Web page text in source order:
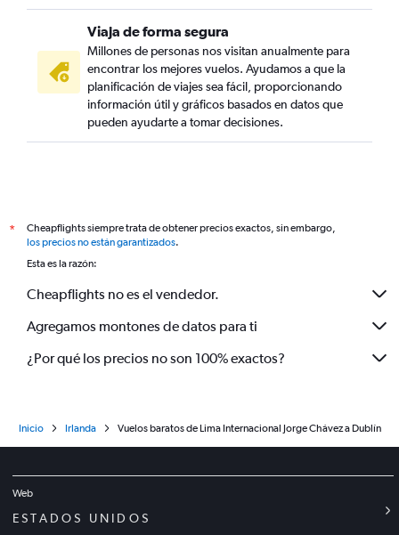
Viaja de forma segura
Millones de personas nos visitan anualmente para
encontrar los mejores vuelos. Ayudamos a que la
planificación de viajes sea fácil, proporcionando
información útil y gráficos basados en datos que
pueden ayudarte a tomar decisiones.
*
Cheapflights siempre trata de obtener precios exactos, sin embargo,
los precios no están garantizados.
Esta es la razón:
Cheapflights no es el vendedor.
Agregamos montones de datos para ti
¿Por qué los precios no son 100% exactos?
Inicio Irlanda Vuelos baratos de Lima Internacional Jorge Chávez a Dublín
Web
ESTADOS UNIDOS